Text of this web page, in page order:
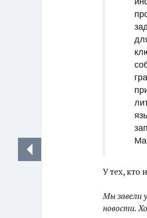
У тех, кто
Мы завели
новости.